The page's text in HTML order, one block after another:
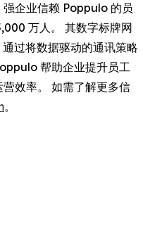
企业信赖 Poppulo 的员
万人。 其数字标牌网
过将数据驱动的通讯策略
帮助企业提升员工
效率。 如需了解更多信
。